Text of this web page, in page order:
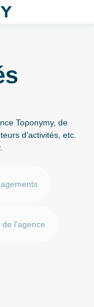
Toponymy, de
d’activités, etc.
de l'agence